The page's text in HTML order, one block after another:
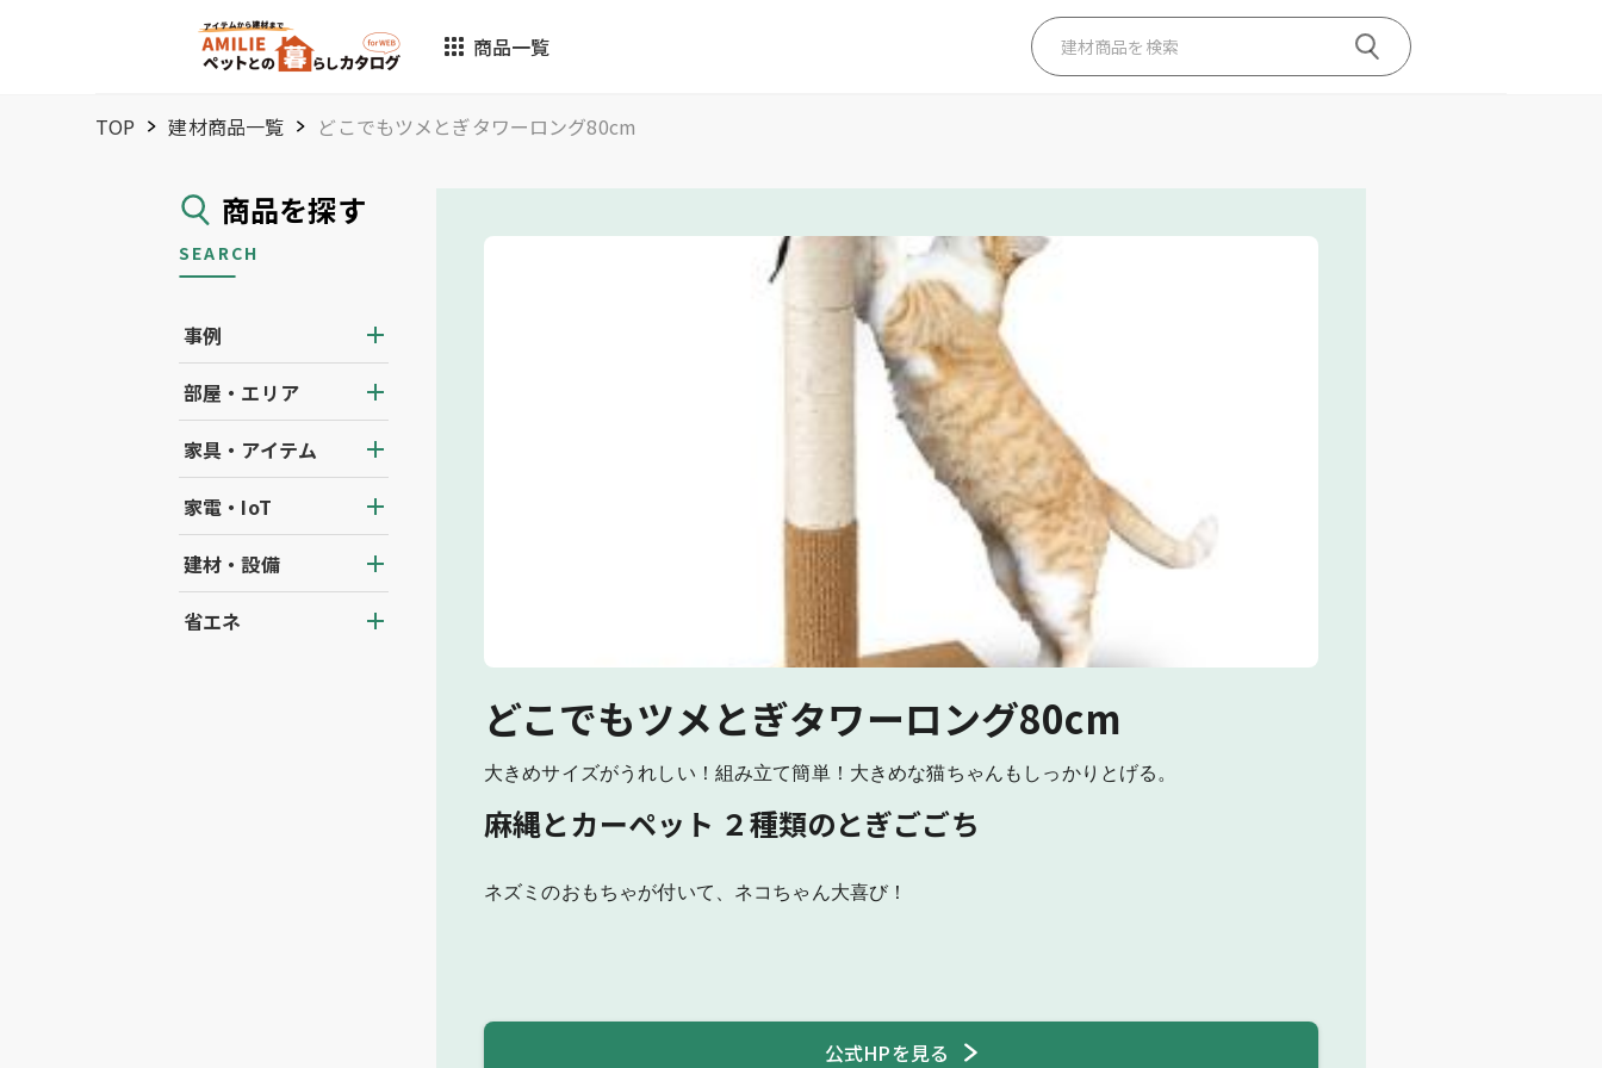
商品一覧
TOP 建材商品一覧 どこでもツメとぎタワーロング80cm
商品を探す
SEARCH
事例
部屋・エリア
家具・アイテム
家電・IoT
建材・設備
省エネ
どこでもツメとぎタワーロング80cm
大きめサイズがうれしい！組み立て簡単！大きめな猫ちゃんもしっかりとげる。
麻縄とカーペット ２種類のとぎごごち
ネズミのおもちゃが付いて、ネコちゃん大喜び！
公式HPを見る